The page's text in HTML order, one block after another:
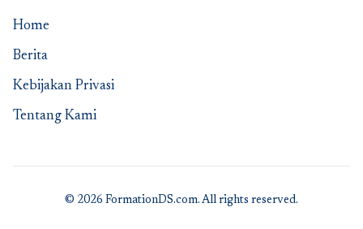
Home
Berita
Kebijakan Privasi
Tentang Kami
© 2026 FormationDS.com. All rights reserved.